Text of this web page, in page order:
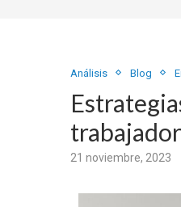
Análisis Blog
21 noviembre, 2023